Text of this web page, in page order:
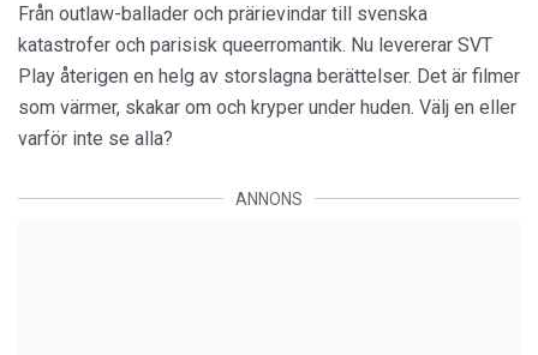
Från outlaw-ballader och prärievindar till svenska
katastrofer och parisisk queerromantik. Nu levererar SVT
Play återigen en helg av storslagna berättelser. Det är filmer
som värmer, skakar om och kryper under huden. Välj en eller
varför inte se alla?
ANNONS